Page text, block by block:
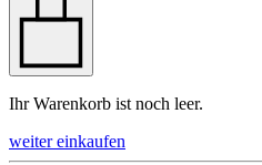
Ihr Warenkorb ist noch leer.
weiter einkaufen